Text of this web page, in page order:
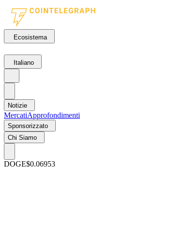
Ecosistema
Italiano
Notizie
MercatiApprofondimenti
Sponsorizzato
Chi Siamo
DOGE$0.06953